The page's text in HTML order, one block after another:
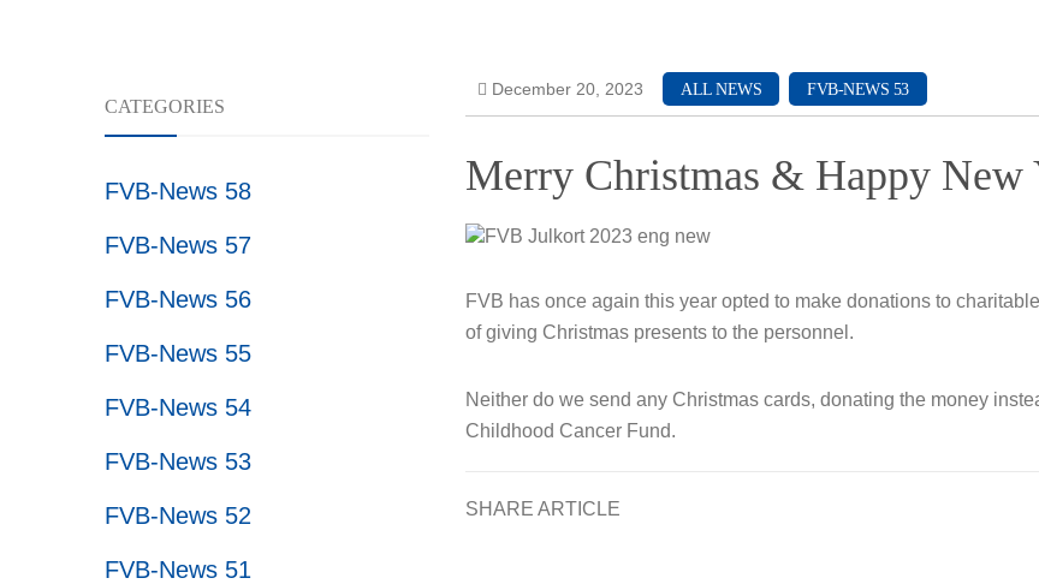
CATEGORIES
FVB-News 58
FVB-News 57
FVB-News 56
FVB-News 55
FVB-News 54
FVB-News 53
FVB-News 52
FVB-News 51
December 20, 2023 ALL NEWS FVB-NEWS 53
Merry Christmas & Happy New
FVB has once again this year opted to make donations to
of giving Christmas presents to the personnel.
Neither do we send any Christmas cards, donating the money
Childhood Cancer Fund.
SHARE ARTICLE